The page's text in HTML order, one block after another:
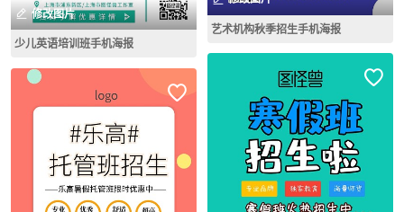
修改图片
少儿英语培训班手机海报
艺术机构秋季招生手机海报